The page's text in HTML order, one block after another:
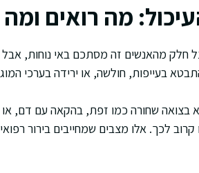
מה רואים
חלק מהאנשים זה מסתכם באי נוחות,
בעייפות, חולשה, או ירידה בערכי
בצואה שחורה כמו זפת, בהקאה עם דם,
לכך. אלו מצבים שמחייבים בירור רפואי